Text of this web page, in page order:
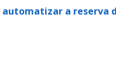
automatizar a reserva